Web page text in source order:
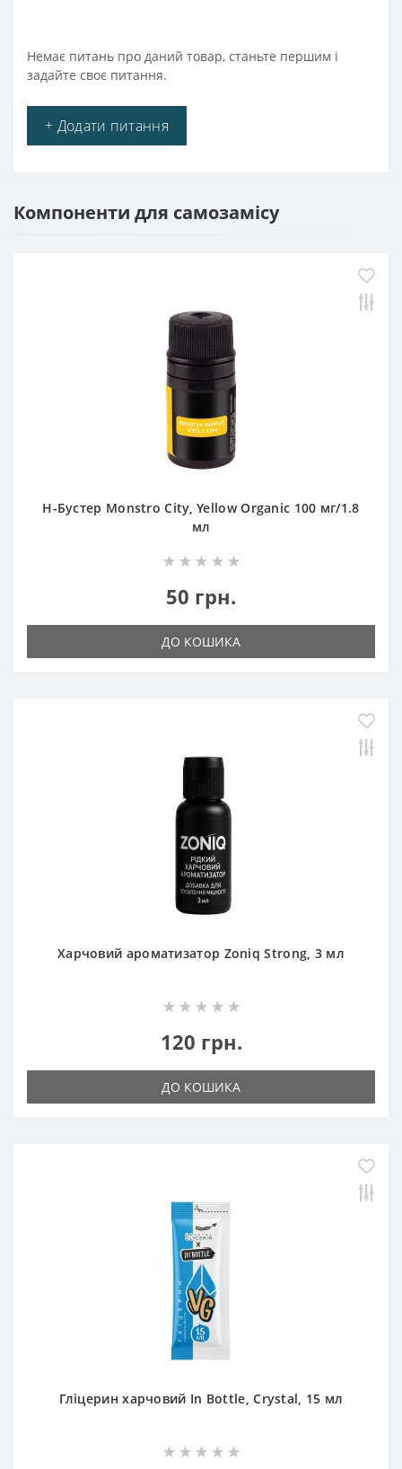
Немає питань про даний товар, станьте першим і
задайте своє питання.
+ Додати питання
Компоненти для самозамісу
Н-Бустер Monstro City, Yellow Organic 100 мг/1.8
мл
50 грн.
ДО КОШИКА
Харчовий ароматизатор Zoniq Strong, 3 мл
120 грн.
ДО КОШИКА
Гліцерин харчовий In Bottle, Crystal, 15 мл